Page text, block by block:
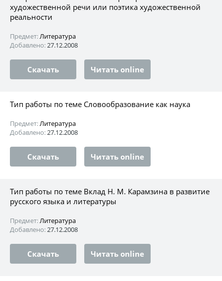
художественной речи или поэтика художественной
реальности
Предмет:Литература
Добавлено:27.12.2008
Скачать Читать online
Тип работы по теме Словообразование как наука
Предмет:Литература
Добавлено:27.12.2008
Скачать Читать online
Тип работы по теме Вклад Н. М. Карамзина в развитие
русского языка и литературы
Предмет:Литература
Добавлено:27.12.2008
Скачать Читать online